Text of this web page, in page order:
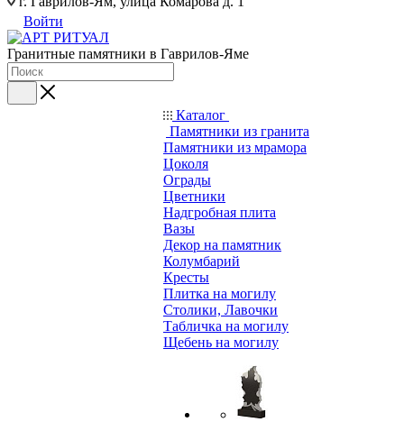
Войти
Гранитные памятники в Гаврилов-Яме
Каталог
Памятники из гранита
Памятники из мрамора
Цоколя
Ограды
Цветники
Надгробная плита
Вазы
Декор на памятник
Колумбарий
Кресты
Плитка на могилу
Столики, Лавочки
Табличка на могилу
Щебень на могилу